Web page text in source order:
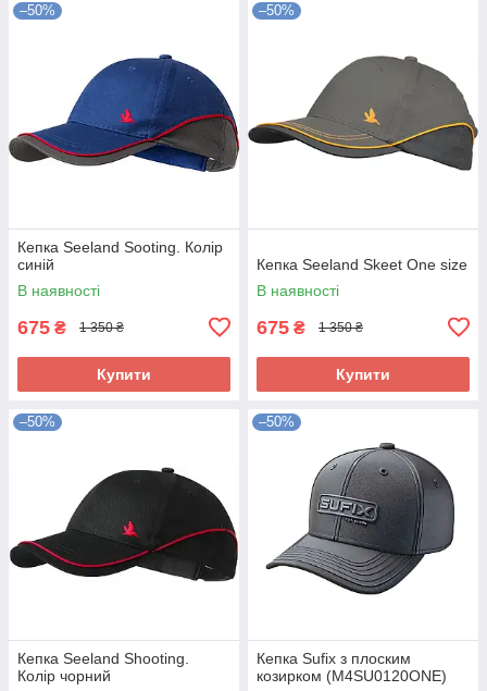
–50%
Кепка Seeland Sooting. Колір
синій
В наявності
675 ₴ 1 350 ₴
Купити
–50%
Кепка Seeland Skeet One size
В наявності
675 ₴ 1 350 ₴
Купити
–50%
Кепка Seeland Shooting.
Колір чорний
–50%
Кепка Sufix з плоским
козирком (M4SU0120ONE)